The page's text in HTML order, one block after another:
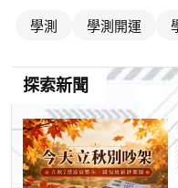
學測 學測開運
探索新聞